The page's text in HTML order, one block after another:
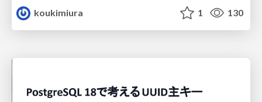
koukimiura
1 130